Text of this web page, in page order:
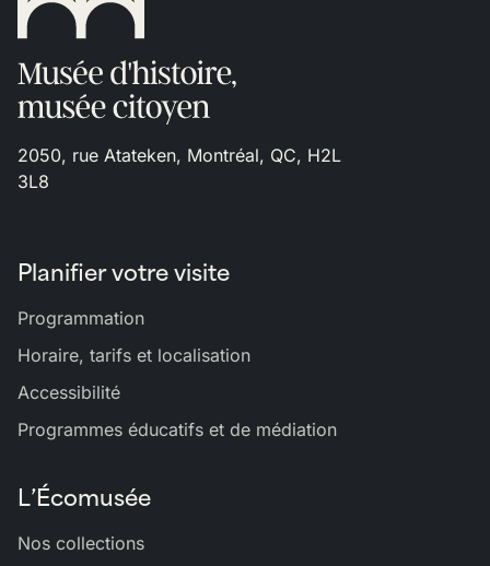
2050, rue Atateken, Montréal, QC, H2L
3L8
Planifier votre visite
Programmation
Horaire, tarifs et localisation
Accessibilité
Programmes éducatifs et de médiation
L’Écomusée
Nos collections